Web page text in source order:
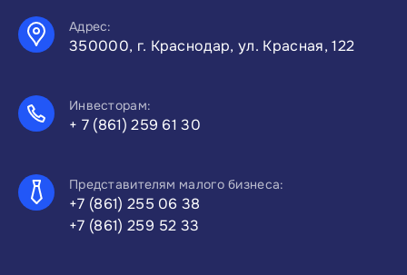
Адрес:
350000, г. Краснодар, ул. Красная, 122
Инвесторам:
+ 7 (861) 259 61 30
Представителям малого бизнеса:
+7 (861) 255 06 38
+7 (861) 259 52 33